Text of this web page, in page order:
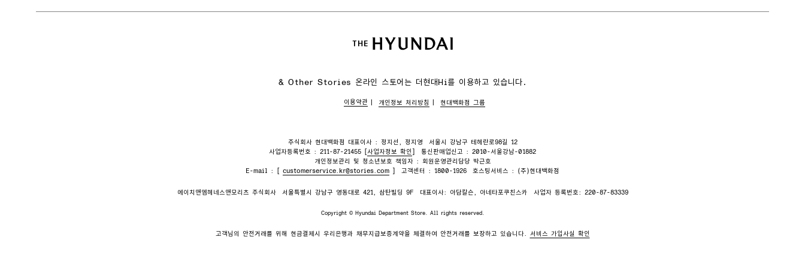
& Other Stories 온라인 스토어는 더현대Hi를 이용하고 있습니다.
이용약관 개인정보 처리방침 현대백화점 그룹
주식회사 현대백화점 대표이사 : 정지선, 정지영
서울시 강남구 테헤란로98길 12
사업자등록번호 : 211-87-21455 [ 사업자정보 확인
통신판매업신고 : 2010-서울강남-01882
개인정보관리 및 청소년보호 책임자 : 회원운영관리담당 박근호
E-mail : [
customerservice.kr@stories.com 고객센터 : 1800-1926 호스팅서비스 : (주)현대백화점
에이치앤엠헤네스앤모리츠 주식회사 서울특별시 강남구 영동대로 421, 삼탄빌딩 9F 대표이사: 아담칼슨, 아네타포쿠친스카 사업자 등록번호: 220-87-83339
Copyright © Hyundai Department Store. All rights reserved.
고객님의 안전거래를 위해 현금결제시 우리은행과 채무지급보증계약을 체결하여 안전거래를 보장하고 있습니다. 서비스 가입사실 확인